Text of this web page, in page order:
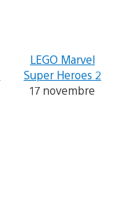
LEGO Marvel
Super Heroes 2
17 novembre